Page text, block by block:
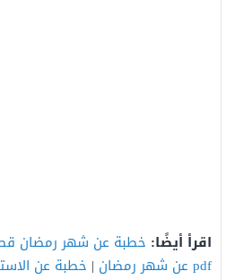
اقرأ أيضًا: خطبة عن شهر رمضان
pdf عن شهر رمضان
| خطبة عن